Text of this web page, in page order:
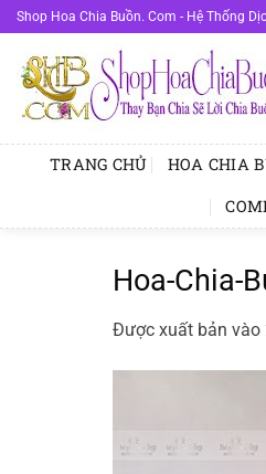
Bỏ
qua
nội
dung
Shop Hoa Chia Buồn. Com - Hệ Thống
TRANG CHỦ HOA CHIA
Hoa-Chia-
Được xuất bản vào